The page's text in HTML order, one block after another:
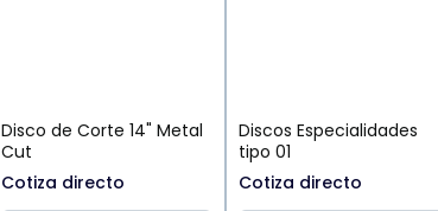
Disco de Corte 14" Metal
Cut
Cotiza directo
Discos Especialidades
tipo 01
Cotiza directo